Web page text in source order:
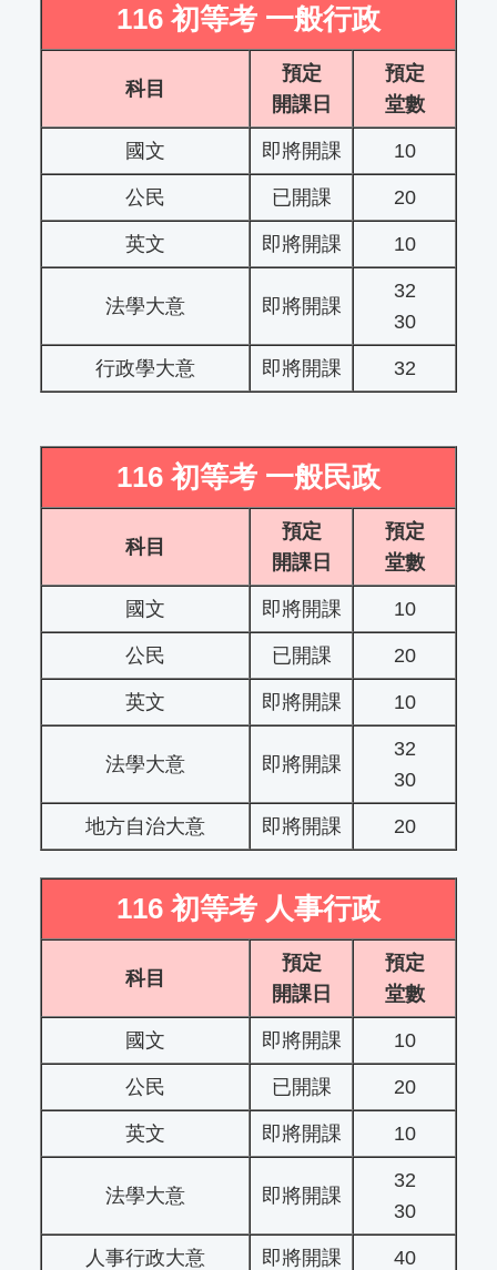
116 初等考 一般行政
科目
預定
開課日
預定
堂數
國文 即將開課 10
公民 已開課 20
英文 即將開課 10
法學大意 即將開課
32
30
行政學大意 即將開課 32
116 初等考 一般民政
科目
預定
開課日
預定
堂數
國文 即將開課 10
公民 已開課 20
英文 即將開課 10
法學大意 即將開課
32
30
地方自治大意 即將開課 20
116 初等考 人事行政
科目
預定
開課日
預定
堂數
國文 即將開課 10
公民 已開課 20
英文 即將開課 10
法學大意 即將開課
32
30
人事行政大意 即將開課 40